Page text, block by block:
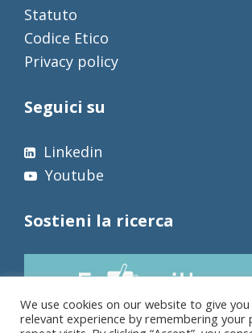
Statuto
Codice Etico
Privacy policy
Seguici su
Linkedin
Youtube
Sostieni la ricerca
We use cookies on our website to give
relevant experience by remembering your